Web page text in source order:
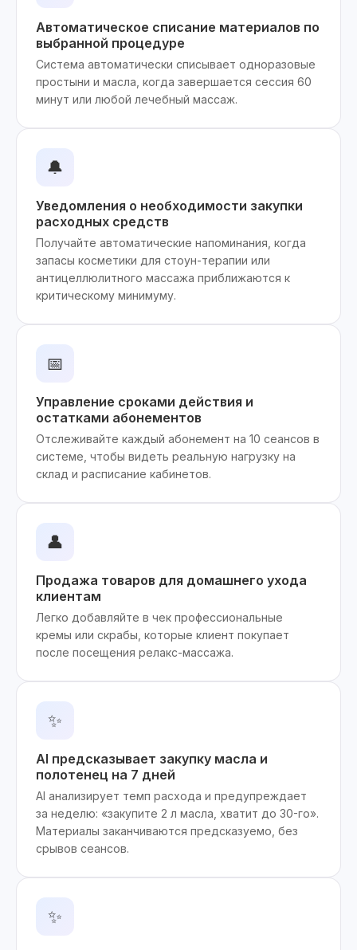
Автоматическое списание материалов по
выбранной процедуре
Система автоматически списывает одноразовые
простыни и масла, когда завершается сессия 60
минут или любой лечебный массаж.
🔔
Уведомления о необходимости закупки
расходных средств
Получайте автоматические напоминания, когда
запасы косметики для стоун-терапии или
антицеллюлитного массажа приближаются к
критическому минимуму.
📅
Управление сроками действия и
остатками абонементов
Отслеживайте каждый абонемент на 10 сеансов в
системе, чтобы видеть реальную нагрузку на
склад и расписание кабинетов.
👤
Продажа товаров для домашнего ухода
клиентам
Легко добавляйте в чек профессиональные
кремы или скрабы, которые клиент покупает
после посещения релакс-массажа.
✨
AI предсказывает закупку масла и
полотенец на 7 дней
AI анализирует темп расхода и предупреждает
за неделю: «закупите 2 л масла, хватит до 30-го».
Материалы заканчиваются предсказуемо, без
срывов сеансов.
✨